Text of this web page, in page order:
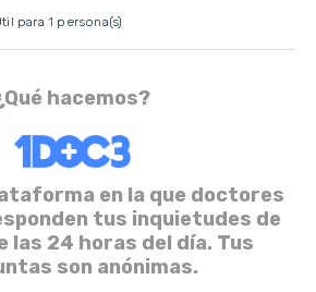
para 1 persona(s)
hacemos?
en la que doctores
tus inquietudes de
las 24 horas del día. Tus
son anónimas.